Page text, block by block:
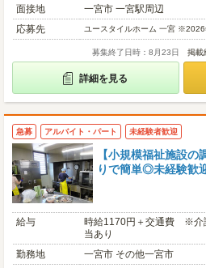
面接地
一宮市 一宮駅周辺
応募先
ユースタイルホーム 一宮
募集終了日時：8月23日 掲載
詳細を見る
急募 アルバイト・パート 未経験者歓迎
【小規模福祉施設
りで簡単◎未経験歓
給与
時給1170円＋交通費 ※介
当あり
勤務地
一宮市 その他一宮市